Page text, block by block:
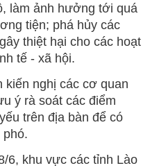
làm ảnh hưởng tới quá
tiện; phá hủy các
thiệt hại cho các hoạt
tế - xã hội.
nghị các cơ quan
ý rà soát các điểm
trên địa bàn để có
phó.
6, khu vực các tỉnh Lào